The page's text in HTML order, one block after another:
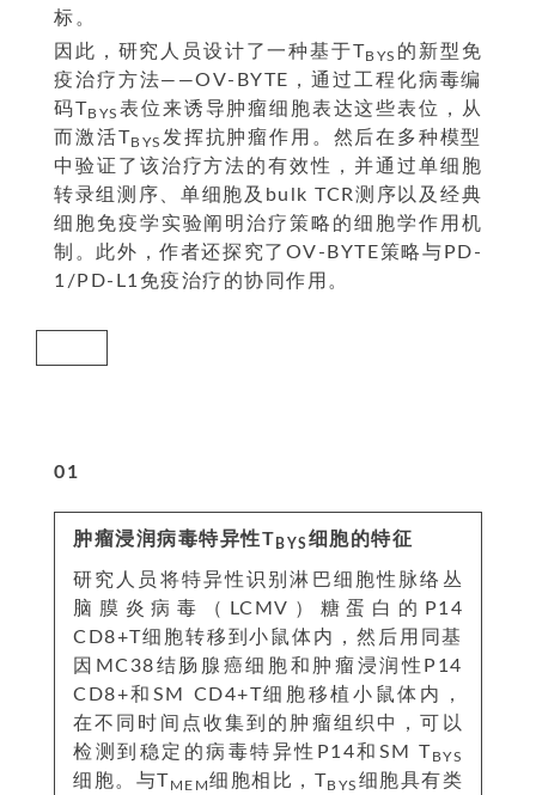
标。
因此，研究人员设计了一种基于TBYS 的新型免
疫治疗方法——OV-BYTE，通过工程化病毒编
码TBYS 表位来诱导肿瘤细胞表达这些表位，从
而激活TBYS 发挥抗肿瘤作用。然后在多种模型
中验证了该治疗方法的有效性，并通过单细胞
转录组测序、单细胞及bulk TCR测序以及经典
细胞免疫学实验阐明治疗策略的细胞学作用机
制。此外，作者还探究了OV-BYTE策略与PD-
1/PD-L1免疫治疗的协同作用。
01
肿瘤浸润病毒特异性T BYS 细胞的特征
研究人员将特异性识别淋巴细胞性脉络丛
脑膜炎病毒（LCMV）糖蛋白的P14
CD8+T细胞转移到小鼠体内，然后用同基
因MC38结肠腺癌细胞和肿瘤浸润性P14
CD8+和SM CD4+T细胞移植小鼠体内，
在不同时间点收集到的肿瘤组织中，可以
检测到稳定的病毒特异性P14和SM TBYS
细胞。与TMEM细胞相比，TBYS 细胞具有类